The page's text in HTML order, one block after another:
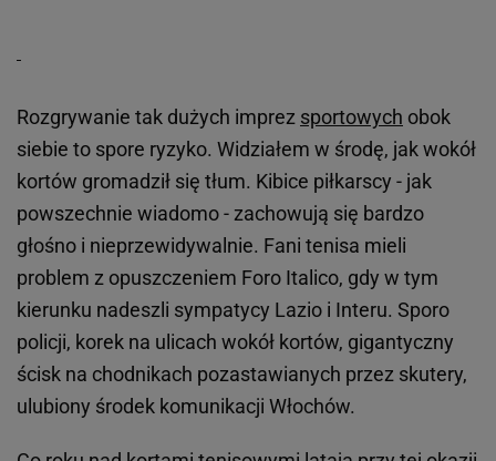
Rozgrywanie tak dużych imprez sportowych obok
siebie to spore ryzyko. Widziałem w środę, jak wokół
kortów gromadził się tłum. Kibice piłkarscy - jak
powszechnie wiadomo - zachowują się bardzo
głośno i nieprzewidywalnie. Fani tenisa mieli
problem z opuszczeniem Foro Italico, gdy w tym
kierunku nadeszli sympatycy Lazio i Interu. Sporo
policji, korek na ulicach wokół kortów, gigantyczny
ścisk na chodnikach pozastawianych przez skutery,
ulubiony środek komunikacji Włochów.